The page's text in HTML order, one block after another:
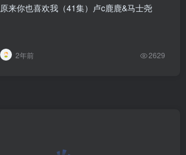
原来你也喜欢我（41集）卢c鹿鹿&马士尧
2年前 2629